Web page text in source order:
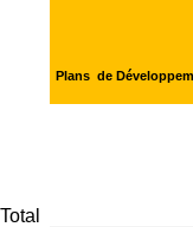
Plans de
Total